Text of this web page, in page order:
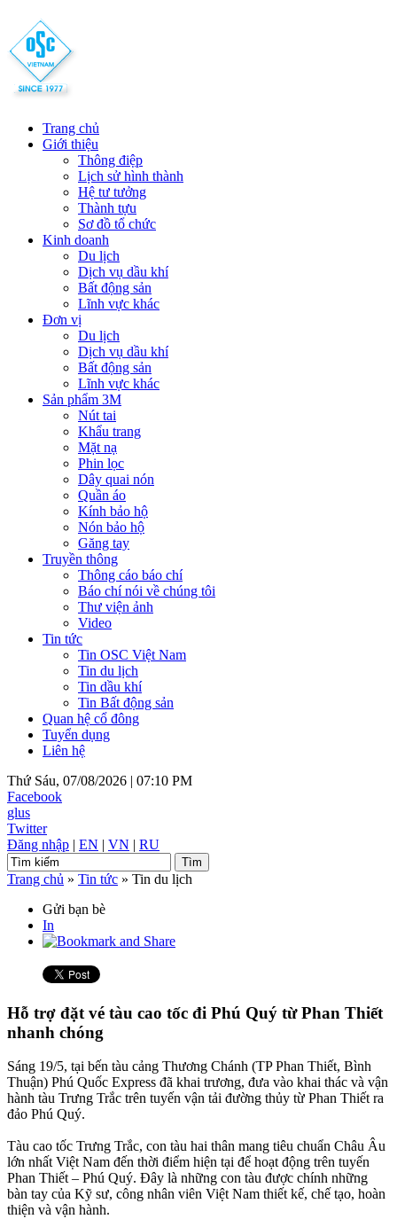
Trang chủ
Giới thiệu
Thông điệp
Lịch sử hình thành
Hệ tư tưởng
Thành tựu
Sơ đồ tổ chức
Kinh doanh
Du lịch
Dịch vụ dầu khí
Bất động sản
Lĩnh vực khác
Đơn vị
Du lịch
Dịch vụ dầu khí
Bất động sản
Lĩnh vực khác
Sản phẩm 3M
Nút tai
Khẩu trang
Mặt nạ
Phin lọc
Dây quai nón
Quần áo
Kính bảo hộ
Nón bảo hộ
Găng tay
Truyền thông
Thông cáo báo chí
Báo chí nói về chúng tôi
Thư viện ảnh
Video
Tin tức
Tin OSC Việt Nam
Tin du lịch
Tin dầu khí
Tin Bất động sản
Quan hệ cổ đông
Tuyển dụng
Liên hệ
Thứ Sáu, 07/08/2026 | 07:10 PM
Facebook
glus
Twitter
Đăng nhập | EN | VN | RU
Trang chủ » Tin tức » Tin du lịch
Gửi bạn bè
In
Hỗ trợ đặt vé tàu cao tốc đi Phú Quý từ Phan Thiết
nhanh chóng
Sáng 19/5, tại bến tàu cảng Thương Chánh (TP Phan Thiết, Bình
Thuận) Phú Quốc Express đã khai trương, đưa vào khai thác và vận
hành tàu Trưng Trắc trên tuyến vận tải đường thủy từ Phan Thiết ra
đảo Phú Quý.
Tàu cao tốc Trưng Trắc, con tàu hai thân mang tiêu chuẩn Châu Âu
lớn nhất Việt Nam đến thời điểm hiện tại để hoạt động trên tuyến
Phan Thiết – Phú Quý. Đây là những con tàu được chính những
bàn tay của Kỹ sư, công nhân viên Việt Nam thiết kế, chế tạo, hoàn
thiện và vận hành.